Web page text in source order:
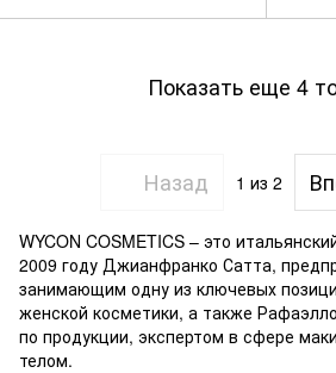
Показать еще 4
Назад 1 из 2
WYCON COSMETICS – это
2009 году Джианфранко Сатта,
занимающим одну из ключевых
женской косметики, а также
по продукции, экспертом в сфере
телом.